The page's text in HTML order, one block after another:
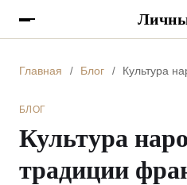
Главная Блог Культура
БЛОГ
Культура
традиции